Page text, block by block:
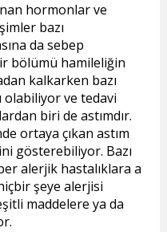
hormonlar ve
bazı
da sebep
bölümü hamileliğin
kalkarken bazı
olabiliyor ve tedavi
biri de astımdır.
ortaya çıkan astım
gösterebiliyor. Bazı
alerjik hastalıklara a
şeye alerjisi
maddelere ya da